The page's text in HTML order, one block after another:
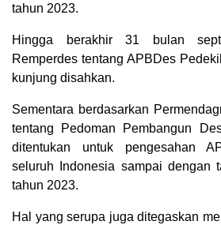
tahun 2023.
Hingga berakhir 31 bulan
Remperdes tentang APBDes
kunjung disahkan.
Sementara berdasarkan
tentang Pedoman Pembangun
ditentukan untuk pengesahan
seluruh Indonesia sampai dengan
tahun 2023.
Hal yang serupa juga ditegaskan